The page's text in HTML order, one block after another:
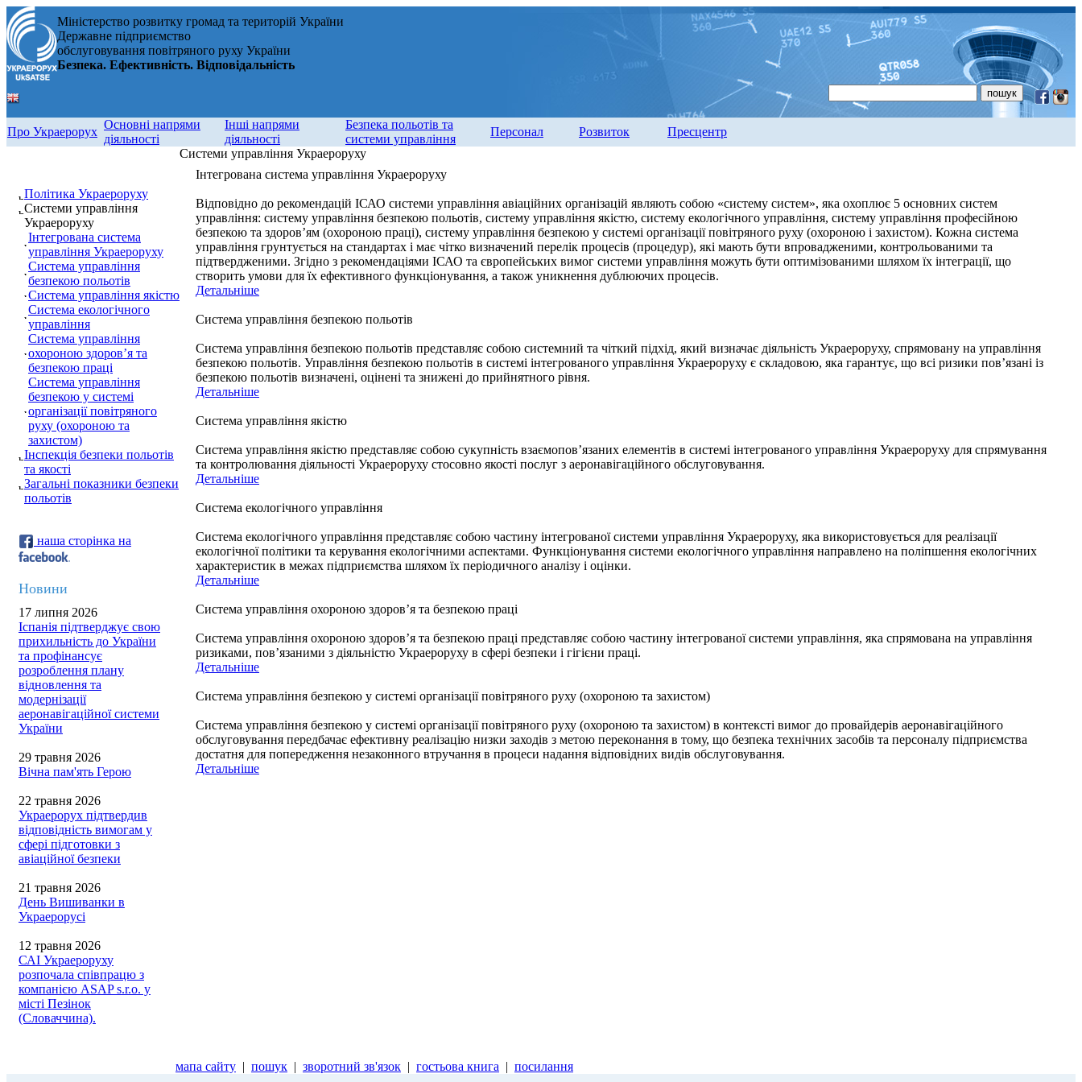
Міністерство розвитку громад та територій України
Державне підприємство
обслуговування повітряного руху України
Безпека. Ефективність. Відповідальність
Про Украерорух
Основні напрями
діяльності
Інші напрями
діяльності
Безпека польотів та
системи управління
Персонал Розвиток Пресцентр
Політика Украероруху
Системи управління
Украероруху
Інтегрована система
управління Украероруху
Система управління
безпекою польотів
Система управління якістю
Система екологічного
управління
Система управління
охороною здоров’я та
безпекою праці
Система управління
безпекою у системі
організації повітряного
руху (охороною та
захистом)
Інспекція безпеки польотів
та якості
Загальні показники безпеки
польотів
наша сторінка на
Новини
17 липня 2026
Іспанія підтверджує свою
прихильність до України
та профінансує
розроблення плану
відновлення та
модернізації
аеронавігаційної системи
України
29 травня 2026
Вічна пам'ять Герою
22 травня 2026
Украерорух підтвердив
відповідність вимогам у
сфері підготовки з
авіаційної безпеки
21 травня 2026
День Вишиванки в
Украерорусі
12 травня 2026
САІ Украероруху
розпочала співпрацю з
компанією ASAP s.r.o. у
місті Пезінок
(Словаччина).
Системи управління Украероруху
Інтегрована система управління Украероруху
Відповідно до рекомендацій ІСАО системи управління авіаційних організацій являють собою «систему систем», яка охоплює 5 основних систем
управління: систему управління безпекою польотів, систему управління якістю, систему екологічного управління, систему управління професійною
безпекою та здоров’ям (охороною праці), систему управління безпекою у системі організації повітряного руху (охороною і захистом). Кожна система
управління грунтується на стандартах і має чітко визначений перелік процесів (процедур), які мають бути впровадженими, контрольованими та
підтвердженими. Згідно з рекомендаціями ІСАО та європейських вимог системи управління можуть бути оптимізованими шляхом їх інтеграції, що
створить умови для їх ефективного функціонування, а також уникнення дублюючих процесів.
Детальніше
Система управління безпекою польотів
Система управління безпекою польотів представляє собою системний та чіткий підхід, який визначає діяльність Украероруху, спрямовану на управління
безпекою польотів. Управління безпекою польотів в системі інтегрованого управління Украероруху є складовою, яка гарантує, що всі ризики пов’язані із
безпекою польотів визначені, оцінені та знижені до прийнятного рівня.
Детальніше
Система управління якістю
Система управління якістю представляє собою сукупність взаємопов’язаних елементів в системі інтегрованого управління Украероруху для спрямування
та контролювання діяльності Украероруху стосовно якості послуг з аеронавігаційного обслуговування.
Детальніше
Система екологічного управління
Система екологічного управління представляє собою частину інтегрованої системи управління Украероруху, яка використовується для реалізації
екологічної політики та керування екологічними аспектами. Функціонування системи екологічного управління направлено на поліпшення екологічних
характеристик в межах підприємства шляхом їх періодичного аналізу і оцінки.
Детальніше
Система управління охороною здоров’я та безпекою праці
Система управління охороною здоров’я та безпекою праці представляє собою частину інтегрованої системи управління, яка спрямована на управління
ризиками, пов’язаними з діяльністю Украероруху в сфері безпеки і гігієни праці.
Детальніше
Система управління безпекою у системі організації повітряного руху (охороною та захистом)
Система управління безпекою у системі організації повітряного руху (охороною та захистом) в контексті вимог до провайдерів аеронавігаційного
обслуговування передбачає ефективну реалізацію низки заходів з метою переконання в тому, що безпека технічних засобів та персоналу підприємства
достатня для попередження незаконного втручання в процеси надання відповідних видів обслуговування.
Детальніше
мапа сайту | пошук | зворотний зв'язок | гостьова книга | посилання